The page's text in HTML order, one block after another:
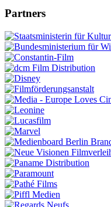
Partners